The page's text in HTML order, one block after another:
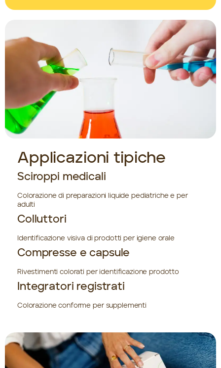
Applicazioni tipiche
Sciroppi medicali
Colorazione di preparazioni liquide pediatriche e per
adulti
Colluttori
Identificazione visiva di prodotti per igiene orale
Compresse e capsule
Rivestimenti colorati per identificazione prodotto
Integratori registrati
Colorazione conforme per supplementi